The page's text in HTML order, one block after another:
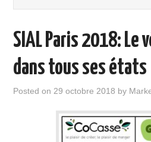
A PROPOS
SIAL Paris 2018: Le
dans tous ses états
Posted on 29 octobre 2018 by